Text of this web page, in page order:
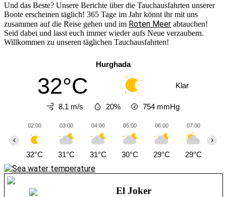
Und das Beste? Unsere Berichte über die Tauchausfahrten unserer
Boote erscheinen täglich! 365 Tage im Jahr könnt ihr mit uns
zusammen auf die Reise gehen und im Roten Meer abtauchen!
Seid dabei und lasst euch immer wieder aufs Neue verzaubern.
Willkommen zu unseren täglichen Tauchausfahrten!
Hurghada
32°C Klar
8.1 m/s 20% 754 mmHg
02:00
32°C
03:00
31°C
04:00
31°C
05:00
30°C
06:00
29°C
07:00
29°C
‹ ›
El Joker